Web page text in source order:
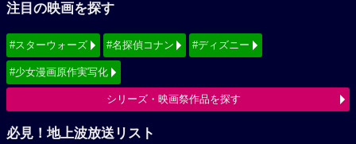
注目の映画を探す
#スターウォーズ #名探偵コナン #ディズニー
#少女漫画原作実写化
シリーズ・映画祭作品を探す
必見！地上波放送リスト